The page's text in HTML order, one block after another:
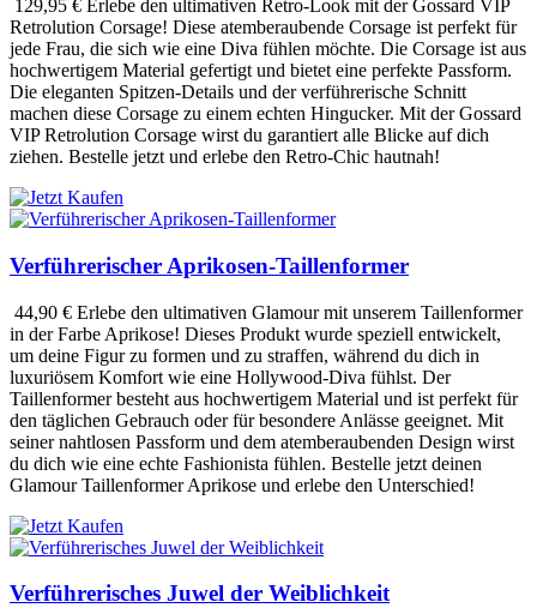
129,95 € Erlebe den ultimativen Retro-Look mit der Gossard VIP
Retrolution Corsage! Diese atemberaubende Corsage ist perfekt für
jede Frau, die sich wie eine Diva fühlen möchte. Die Corsage ist aus
hochwertigem Material gefertigt und bietet eine perfekte Passform.
Die eleganten Spitzen-Details und der verführerische Schnitt
machen diese Corsage zu einem echten Hingucker. Mit der Gossard
VIP Retrolution Corsage wirst du garantiert alle Blicke auf dich
ziehen. Bestelle jetzt und erlebe den Retro-Chic hautnah!
Verführerischer Aprikosen-Taillenformer
44,90 € Erlebe den ultimativen Glamour mit unserem Taillenformer
in der Farbe Aprikose! Dieses Produkt wurde speziell entwickelt,
um deine Figur zu formen und zu straffen, während du dich in
luxuriösem Komfort wie eine Hollywood-Diva fühlst. Der
Taillenformer besteht aus hochwertigem Material und ist perfekt für
den täglichen Gebrauch oder für besondere Anlässe geeignet. Mit
seiner nahtlosen Passform und dem atemberaubenden Design wirst
du dich wie eine echte Fashionista fühlen. Bestelle jetzt deinen
Glamour Taillenformer Aprikose und erlebe den Unterschied!
Verführerisches Juwel der Weiblichkeit